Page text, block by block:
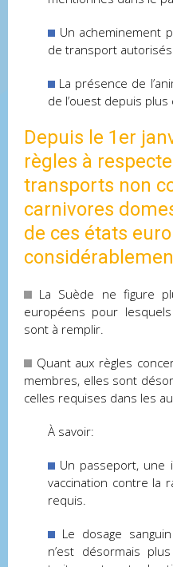
Un acheminement
de transport autorisés
La présence de
de l’ouest depuis plus
Depuis le 1er
règles à
transports non
carnivores
de ces états
La Suède ne figure
européens pour
sont à remplir.
Quant aux règles
membres, elles sont
celles requises dans les
À savoir:
Un passeport, une
vaccination contre la
requis.
Le dosage
n’est désormais